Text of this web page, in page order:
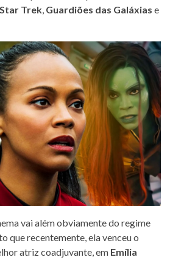
Star Trek, Guardiões das Galáxias e
vai além obviamente do regime
que recentemente, ela venceu o
atriz coadjuvante, em Emília